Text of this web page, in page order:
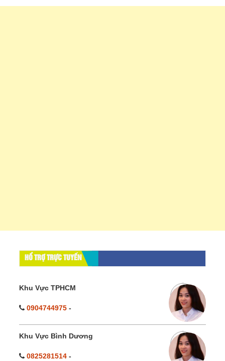
HỔ TRỢ TRỰC TUYẾN
Khu Vực TPHCM
0904744975 -
Khu Vực Bình Dương
0825281514 -